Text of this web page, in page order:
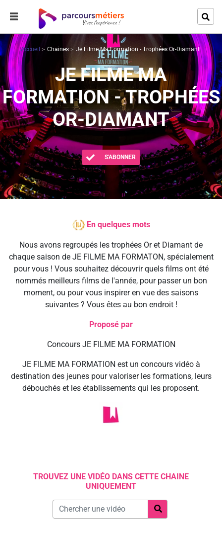
Accueil Chaines Je Filme Ma Formation - Trophées Or-Diamant
JE FILME MA
FORMATION - TROPHÉES
OR-DIAMANT
S'ABONNER
En quelques mots
Nous avons regroupés les trophées Or et Diamant de
chaque saison de JE FILME MA FORMATON, spécialement
pour vous ! Vous souhaitez découvrir quels films ont été
nommés meilleurs films de l'année, pour passer un bon
moment, ou pour vous inspirer en vue des saisons
suivantes ? Vous êtes au bon endroit !
Proposé par
Concours JE FILME MA FORMATION
JE FILME MA FORMATION est un concours vidéo à
destination des jeunes pour valoriser les formations, leurs
débouchés et les établissements qui les proposent.
TROUVEZ UNE VIDÉO DANS CETTE CHAINE
UNIQUEMENT